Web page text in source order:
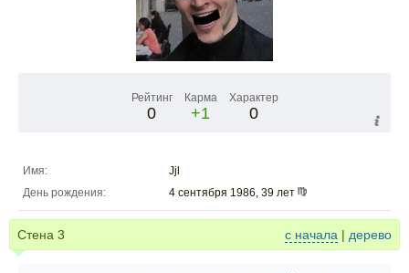
Рейтинг
0
Карма
+1
Характер
0
Имя:
Jjl
День рождения:
4 сентября 1986, 39 лет
Стена 3 с начала | дерево